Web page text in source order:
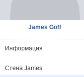
James Goff
Информация
Стена James